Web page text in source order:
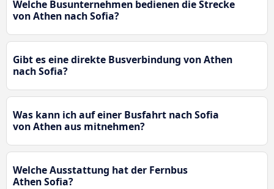
Welche Busunternehmen bedienen die Strecke
von Athen nach Sofia?
Gibt es eine direkte Busverbindung von Athen
nach Sofia?
Was kann ich auf einer Busfahrt nach Sofia
von Athen aus mitnehmen?
Welche Ausstattung hat der Fernbus
Athen Sofia?